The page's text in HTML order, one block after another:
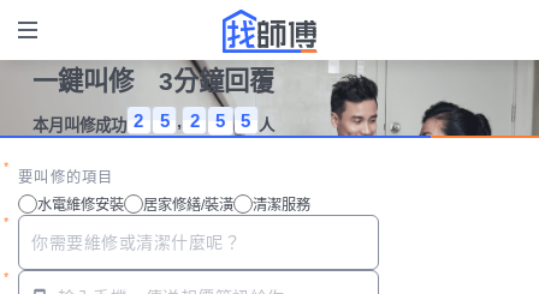
一鍵叫修 3分鐘回覆
本月叫修成功 2 5 , 2 5 5 人
要叫修的項目
水電維修安裝
居家修繕/裝潢 清潔服務